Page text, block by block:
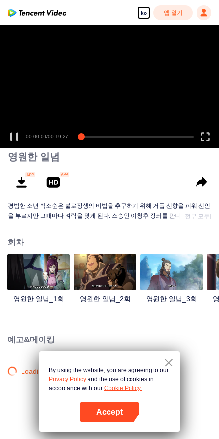
ko 앱 열기
00:00:00/00:19:27
영원한 일념
평범한 소년 백소순은 불로장생의 비법을 추구하기 위해 거듭 선향을 피워 선인
을 부르지만 그때마다 벼락을 맞게 된다. 스승인 이청후 장좌를 만나고 나서야...
전부[모두]
회차
영원한 일념_1회 영원한 일념_2회 영원한 일념_3회
예고&메이킹
Loading…By using the website, you are agreeing to our
Privacy Policy and the use of cookies in
accordance with our Cookie Policy.
Accept